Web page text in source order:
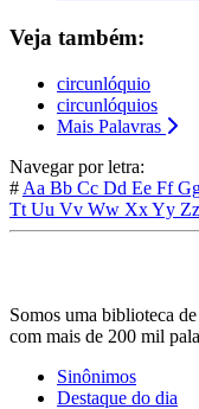
Veja também:
circunlóquio
circunlóquios
Mais Palavras
Navegar por letra:
# Aa Bb Cc Dd Ee Ff
Tt Uu Vv Ww XxYy Zz
Somos uma biblioteca
com mais de 200 mil
Sinônimos
Destaque do dia